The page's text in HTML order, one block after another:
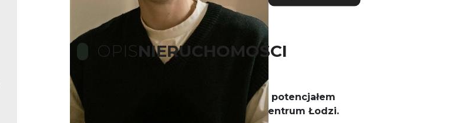
OPISNIERUCHOMOŚCI
Na sprzedaż mieszkanie z ogromnym potencjałem
inwestycyjnym, położone w ścisłym centrum Łodzi.